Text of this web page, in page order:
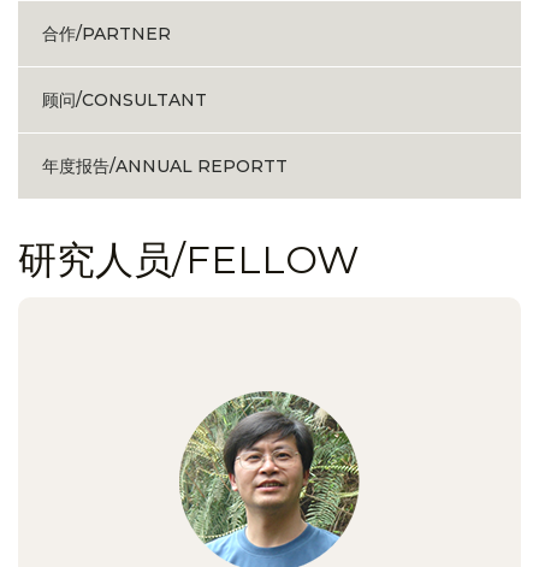
合作/PARTNER
顾问/CONSULTANT
年度报告/ANNUAL REPORTT
研究人员/FELLOW